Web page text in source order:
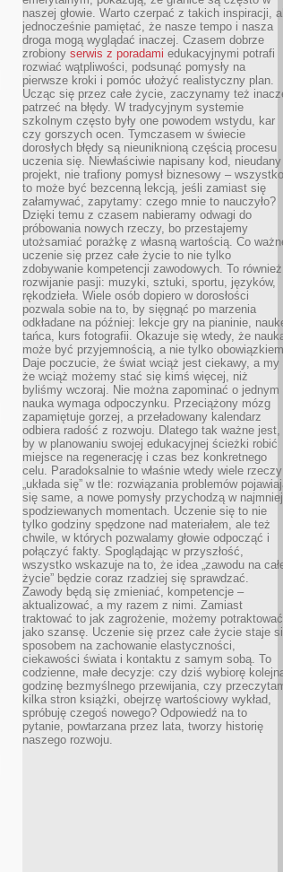
naszej głowie. Warto czerpać z takich inspiracji,
jednocześnie pamiętać, że nasze tempo i nasza
droga mogą wyglądać inaczej. Czasem dobrze
zrobiony serwis z poradami edukacyjnymi potrafi
rozwiać wątpliwości, podsunąć pomysły na
pierwsze kroki i pomóc ułożyć realistyczny plan.
Ucząc się przez całe życie, zaczynamy też
patrzeć na błędy. W tradycyjnym systemie
szkolnym często były one powodem wstydu, kar
czy gorszych ocen. Tymczasem w świecie
dorosłych błędy są nieuniknioną częścią procesu
uczenia się. Niewłaściwie napisany kod, nieudany
projekt, nie trafiony pomysł biznesowy – wszystko
to może być bezcenną lekcją, jeśli zamiast się
załamywać, zapytamy: czego mnie to nauczyło?
Dzięki temu z czasem nabieramy odwagi do
próbowania nowych rzeczy, bo przestajemy
utożsamiać porażkę z własną wartością. Co
uczenie się przez całe życie to nie tylko
zdobywanie kompetencji zawodowych. To również
rozwijanie pasji: muzyki, sztuki, sportu, języków,
rękodzieła. Wiele osób dopiero w dorosłości
pozwala sobie na to, by sięgnąć po marzenia
odkładane na później: lekcje gry na pianinie,
tańca, kurs fotografii. Okazuje się wtedy, że
może być przyjemnością, a nie tylko
Daje poczucie, że świat wciąż jest ciekawy, a my
że wciąż możemy stać się kimś więcej, niż
byliśmy wczoraj. Nie można zapominać o jednym
nauka wymaga odpoczynku. Przeciążony mózg
zapamiętuje gorzej, a przeładowany kalendarz
odbiera radość z rozwoju. Dlatego tak ważne jest,
by w planowaniu swojej edukacyjnej ścieżki robić
miejsce na regenerację i czas bez konkretnego
celu. Paradoksalnie to właśnie wtedy wiele rzeczy
„układa się” w tle: rozwiązania problemów
się same, a nowe pomysły przychodzą w najmniej
spodziewanych momentach. Uczenie się to nie
tylko godziny spędzone nad materiałem, ale też
chwile, w których pozwalamy głowie odpocząć i
połączyć fakty. Spoglądając w przyszłość,
wszystko wskazuje na to, że idea „zawodu na
życie” będzie coraz rzadziej się sprawdzać.
Zawody będą się zmieniać, kompetencje –
aktualizować, a my razem z nimi. Zamiast
traktować to jak zagrożenie, możemy potraktować
jako szansę. Uczenie się przez całe życie staje
sposobem na zachowanie elastyczności,
ciekawości świata i kontaktu z samym sobą. To
codzienne, małe decyzje: czy dziś wybiorę
godzinę bezmyślnego przewijania, czy
kilka stron książki, obejrzę wartościowy wykład,
spróbuję czegoś nowego? Odpowiedź na to
pytanie, powtarzana przez lata, tworzy historię
naszego rozwoju.